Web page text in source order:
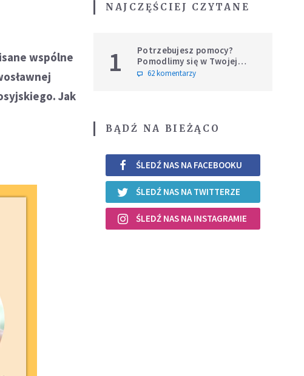
wspólne
Jak
NAJCZĘŚCIEJ CZYTANE
1
Potrzebujesz pomocy?
Pomodlimy się w Twojej
intencji
62 komentarzy
BĄDŹ NA BIEŻĄCO
ŚLEDŹ NAS NA FACEBOOKU
ŚLEDŹ NAS NA TWITTERZE
ŚLEDŹ NAS NA INSTAGRAMIE